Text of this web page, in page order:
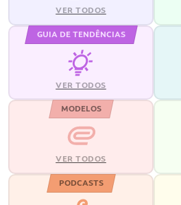
VER TODOS
GUIA DE TENDÊNCIAS
VER TODOS
MODELOS
VER TODOS
PODCASTS